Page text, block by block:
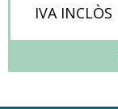
IVA INCLÒS